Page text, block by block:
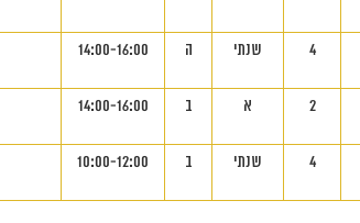
4 שנתי ה 14:00-16:00
2 א ב 14:00-16:00
4 שנתי ב 10:00-12:00